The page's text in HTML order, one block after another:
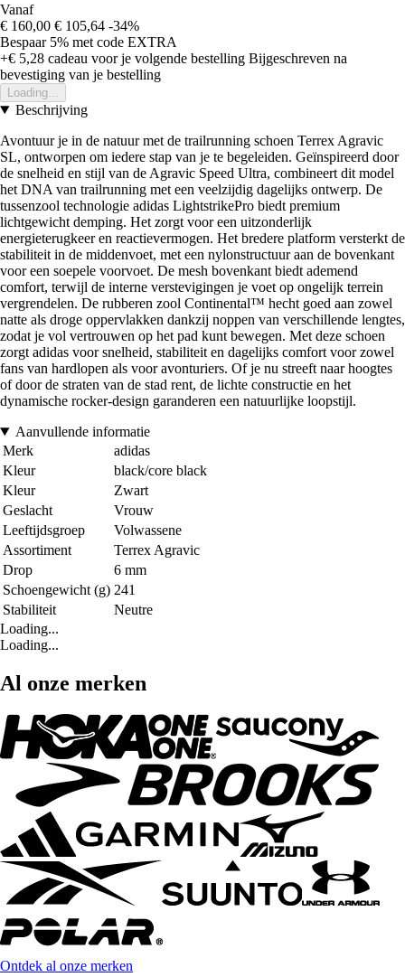
Vanaf
€ 160,00 € 105,64 -34%
Bespaar 5% met code EXTRA
+€ 5,28 cadeau voor je volgende bestelling Bijgeschreven na
bevestiging van je bestelling
Loading...
Beschrijving
Avontuur je in de natuur met de trailrunning schoen Terrex Agravic
SL, ontworpen om iedere stap van je te begeleiden. Geïnspireerd door
de snelheid en stijl van de Agravic Speed Ultra, combineert dit model
het DNA van trailrunning met een veelzijdig dagelijks ontwerp. De
tussenzool technologie adidas LightstrikePro biedt premium
lichtgewicht demping. Het zorgt voor een uitzonderlijk
energieterugkeer en reactievermogen. Het bredere platform versterkt de
stabiliteit in de middenvoet, met een nylonstructuur aan de bovenkant
voor een soepele voorvoet. De mesh bovenkant biedt ademend
comfort, terwijl de interne verstevigingen je voet op ongelijk terrein
vergrendelen. De rubberen zool Continental™ hecht goed aan zowel
natte als droge oppervlakken dankzij noppen van verschillende lengtes,
zodat je vol vertrouwen op het pad kunt bewegen. Met deze schoen
zorgt adidas voor snelheid, stabiliteit en dagelijks comfort voor zowel
fans van hardlopen als voor avonturiers. Of je nu streeft naar hoogtes
of door de straten van de stad rent, de lichte constructie en het
dynamische rocker-design garanderen een natuurlijke loopstijl.
Aanvullende informatie
Merk
adidas
Kleur
black/core black
Kleur
Zwart
Geslacht
Vrouw
Leeftijdsgroep
Volwassene
Assortiment
Terrex Agravic
Drop
6 mm
Schoengewicht (g) 241
Stabiliteit
Neutre
Loading...
Loading...
Al onze merken
Ontdek al onze merken